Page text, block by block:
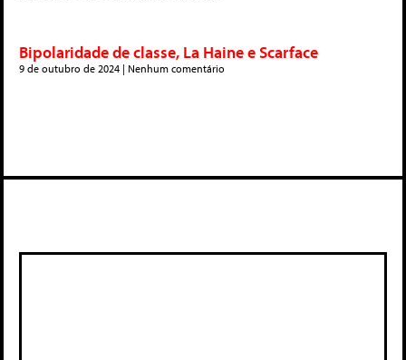
Bipolaridade de classe, La Haine e Scarface
9 de outubro de 2024 Nenhum comentário